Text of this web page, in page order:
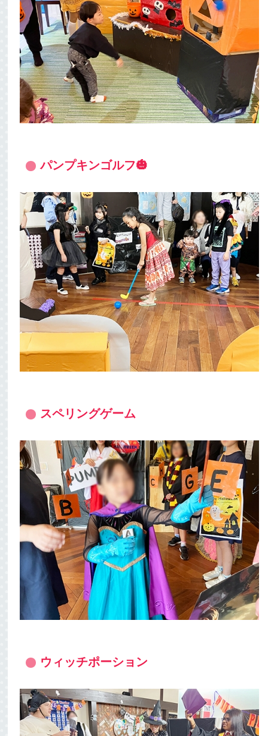
パンプキンゴルフ🎃
スペリングゲーム
ウィッチポーション